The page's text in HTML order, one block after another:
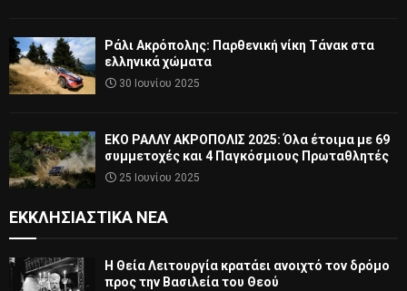
Ράλι Ακρόπολης: Παρθενική νίκη Τάνακ στα
ελληνικά χώματα
30 Ιουνίου 2025
ΕΚΟ ΡΑΛΛΥ ΑΚΡΟΠΟΛΙΣ 2025: Όλα έτοιμα με 69
συμμετοχές και 4 Παγκόσμιους Πρωταθλητές
25 Ιουνίου 2025
ΕΚΚΛΗΣΙΑΣΤΙΚΆ ΝΈΑ
Η Θεία Λειτουργία κρατάει ανοιχτό τον δρόμο
προς την Βασιλεία του Θεού